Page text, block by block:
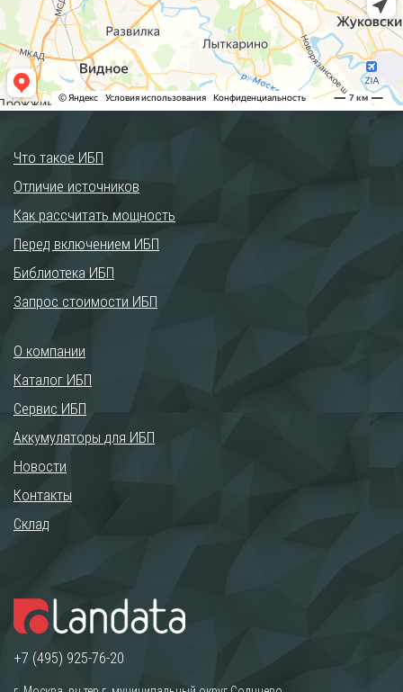
Что такое ИБП
Отличие источников
Как рассчитать мощность
Перед включением ИБП
Библиотека ИБП
Запрос стоимости ИБП
О компании
Каталог ИБП
Сервис ИБП
Аккумуляторы для ИБП
Новости
Контакты
Склад
+7 (495) 925-76-20